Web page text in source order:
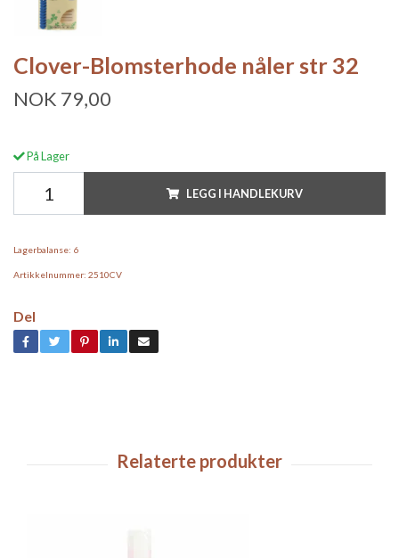
Clover-Blomsterhode nåler str 32
NOK 79,00
På Lager
LEGG I HANDLEKURV
Lagerbalanse: 6
Artikkelnummer: 2510CV
Del